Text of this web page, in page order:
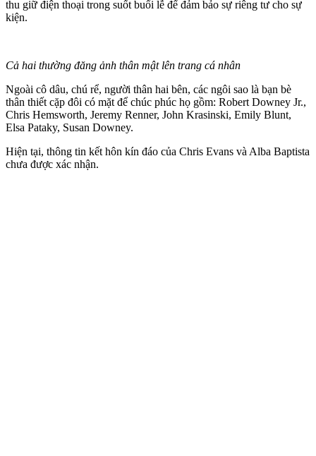
thu giữ điện thoại trong suốt buổi lễ để đảm bảo sự riêng tư cho sự
kiện.
Cả hai thường đăng ảnh thân mật lên trang cá nhân
Ngoài cô dâu, chú rể, người thân hai bên, các ngôi sao là bạn bè
thân thiết cặp đôi có mặt để chúc phúc họ gồm: Robert Downey Jr.,
Chris Hemsworth, Jeremy Renner, John Krasinski, Emily Blunt,
Elsa Pataky, Susan Downey.
Hiện tại, thông tin kết hôn kín đáo của Chris Evans và Alba Baptista
chưa được xác nhận.